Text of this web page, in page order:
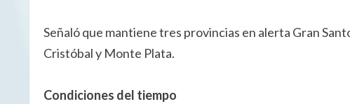
Señaló que mantiene tres provincias en alerta Gran
Cristóbal y Monte Plata.
Condiciones del tiempo